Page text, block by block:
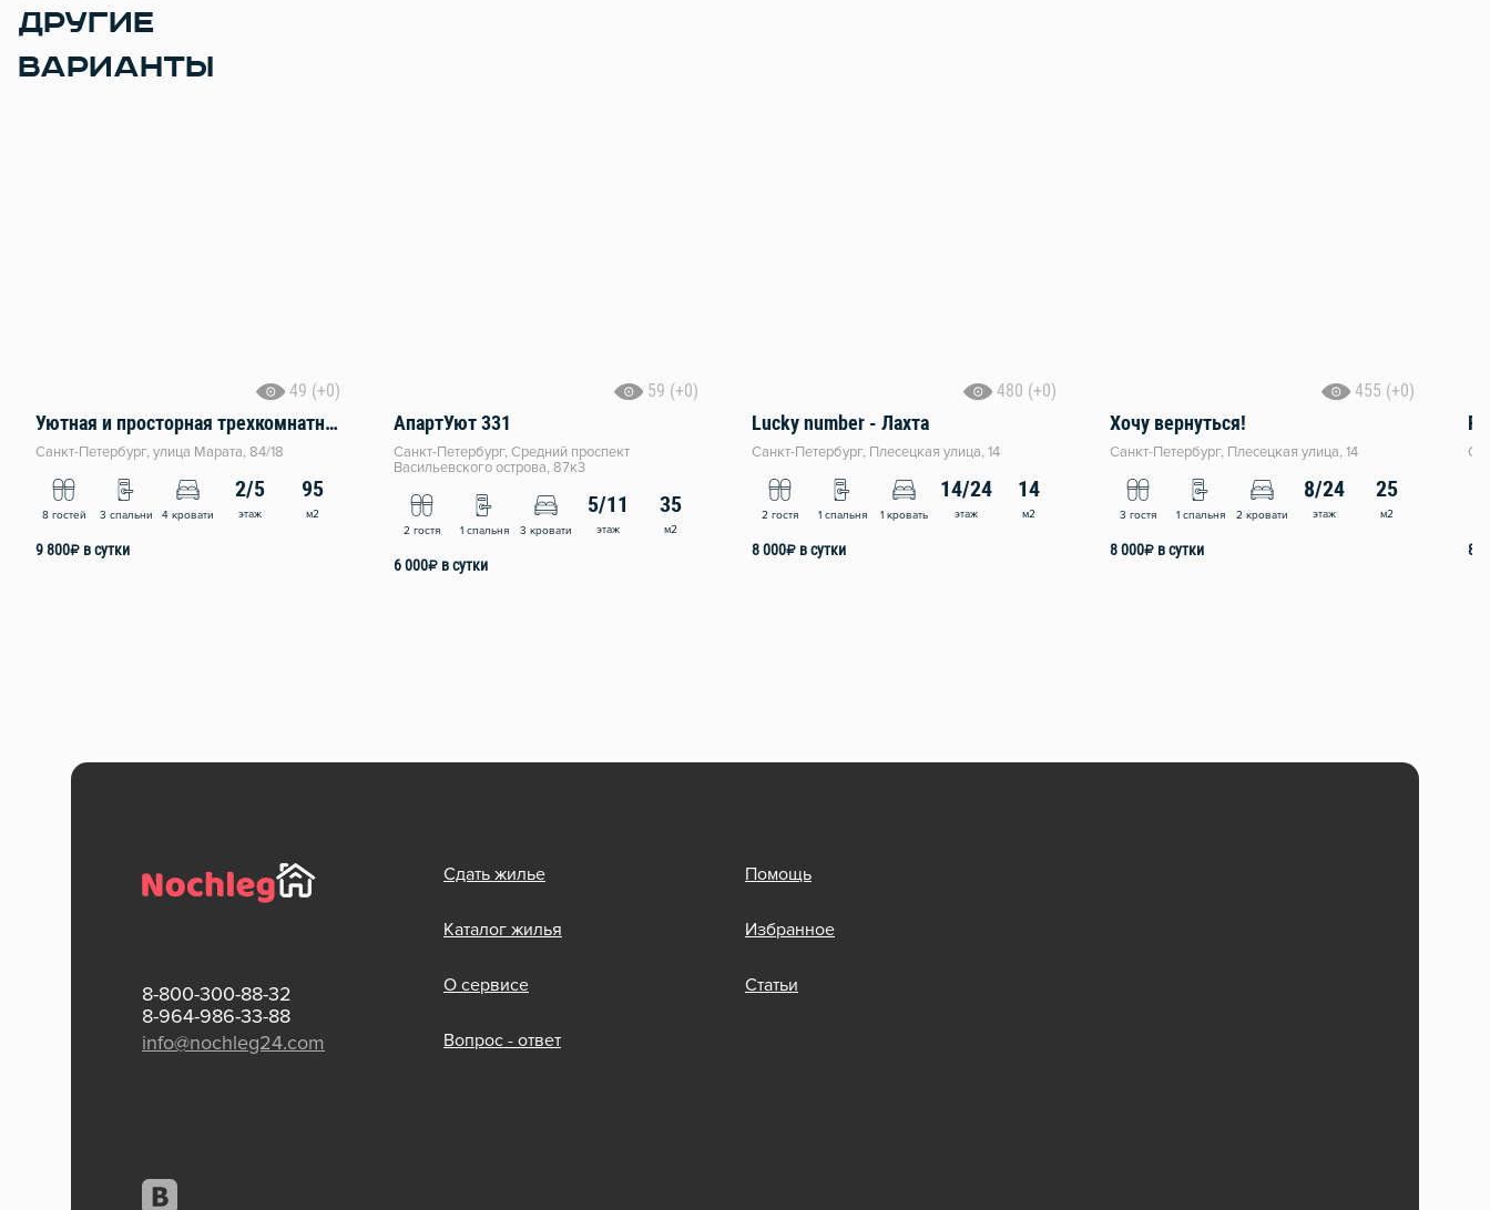
ДРУГИЕ
ВАРИАНТЫ
49 (+0)
Уютная и пpоcторнaя трехкомнатнaя кваpтирa в самoм цeнтрe Caнкт-Пeтepбуpга
Санкт-Петербург, улица Марата, 84/18
8 гостей 3 спальни 4 кровати
2/5
этаж
95
м2
9 800₽ в сутки
59 (+0)
АпартУют 331
Санкт-Петербург, Средний проспект
Васильевского острова, 87к3
2 гостя 1 спальня 3 кровати
5/11
этаж
35
м2
6 000₽ в сутки
480 (+0)
Lucky number - Лахта
Санкт-Петербург, Плесецкая улица, 14
2 гостя 1 спальня 1 кровать
14/24
этаж
14
м2
8 000₽ в сутки
455 (+0)
Хочу вернуться!
Санкт-Петербург, Плесецкая улица, 14
3 гостя 1 спальня 2 кровати
8/24
этаж
25
м2
8 000₽ в сутки 8
8-800-300-88-32
8-964-986-33-88
info@nochleg24.com
Сдать жилье
Каталог жилья
О сервисе
Вопрос - ответ
Помощь
Избранное
Статьи